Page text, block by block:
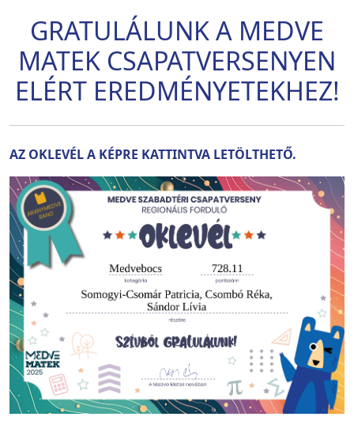
GRATULÁLUNK A MEDVE
MATEK CSAPATVERSENYEN
ELÉRT EREDMÉNYETEKHEZ!
AZ OKLEVÉL A KÉPRE KATTINTVA LETÖLTHETŐ.